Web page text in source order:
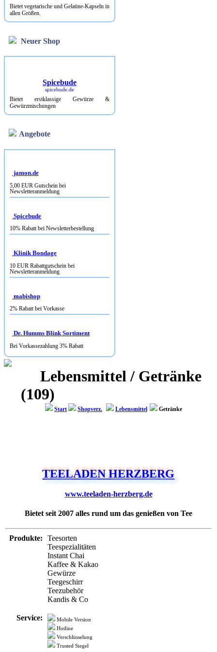
Bietet vegetarische und Gelatine-Kapseln in
allen Größen.
Neuer Shop
Spicebude
spicebude.de
Bietet erstklassige Gewürze &
Gewürzmischungen
Angebote
jamon.de
5,00 EUR Gutschein bei
Newsletteranmeldung
Spicebude
10% Rabatt bei Newsletterbestellung
Klinik Bondage
10 EUR Rabattgutschein bei
Newsletteranmeldung
mabishop
2% Rabatt bei Vorkasse
Dr. Humms Blink Sortiment
Bei Vorkassezahlung 3% Rabatt
Lebensmittel / Getränke
(109)
Start Shopverz. Lebensmittel Getränke
TEELADEN HERZBERG
www.teeladen-herzberg.de
Bietet seit 2007 alles rund um das genießen von Tee
Produkte:
Teesorten
Teespezialitäten
Instant Chai
Kaffee & Kakao
Gewürze
Teegeschirr
Teezubehör
Kandis & Co
Service:
Mobile Version
Hotline
Verschlüsselung
Trusted Siegel